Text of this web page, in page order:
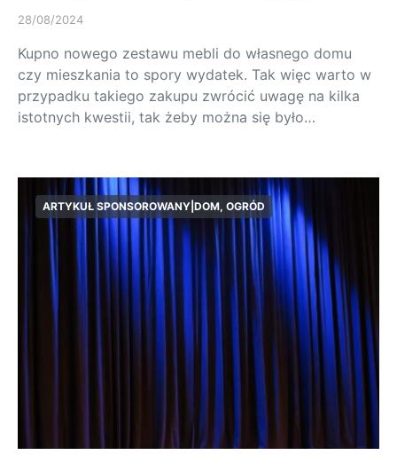
28/08/2024
Kupno nowego zestawu mebli do własnego domu
czy mieszkania to spory wydatek. Tak więc warto w
przypadku takiego zakupu zwrócić uwagę na kilka
istotnych kwestii, tak żeby można się było…
ARTYKUŁ SPONSOROWANY|DOM, OGRÓD